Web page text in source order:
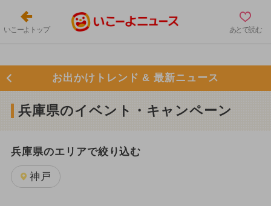
いこーよトップ あとで読む
お出かけトレンド & 最新ニュース
兵庫県のイベント・キャンペーン
兵庫県のエリアで絞り込む
神戸